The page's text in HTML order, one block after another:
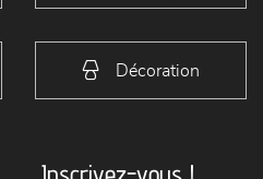
Décoration